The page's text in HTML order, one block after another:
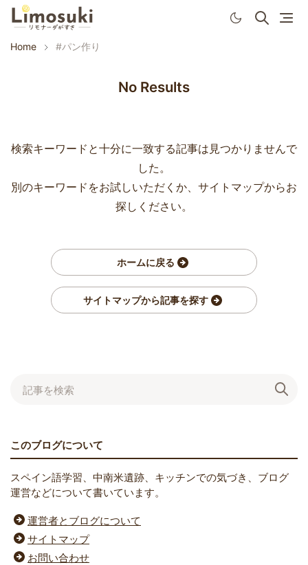
Home #パン作り
No Results
検索キーワードと十分に一致する記事は見つかりませんで
した。
別のキーワードをお試しいただくか、サイトマップからお
探しください。
ホームに戻る
サイトマップから記事を探す
このブログについて
スペイン語学習、中南米遺跡、キッチンでの気づき、ブログ
運営などについて書いています。
運営者とブログについて
サイトマップ
お問い合わせ